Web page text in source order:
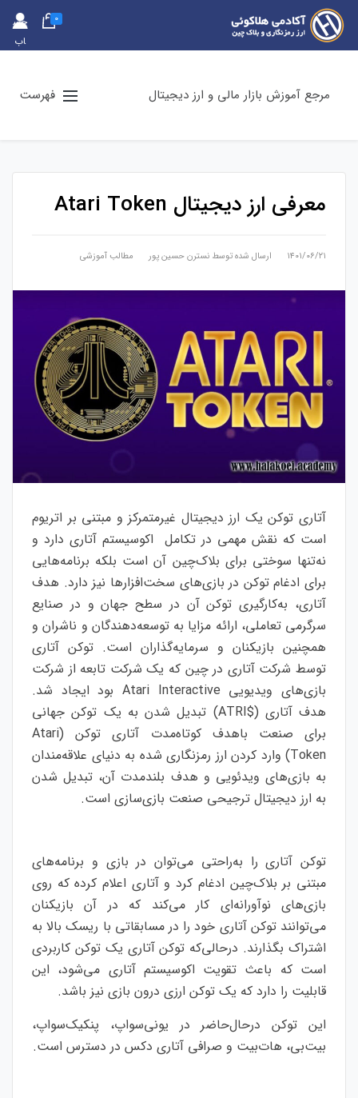
حس
اب
0
مرجع آموزش بازار مالی و ارز دیجیتال فهرست
معرفی ارز دیجیتال Atari Token
۱۴۰۱/۰۶/۲۱ ارسال شده توسط نسترن حسین پور مطالب آموزشی
آتاری توکن یک ارز دیجیتال غیرمتمرکز و مبتنی بر اتریوم
است که نقش مهمی در تکامل اکوسیستم آتاری دارد و
نه‌تنها سوختی برای بلاک‌چین آن است بلکه برنامه‌هایی
برای ادغام توکن در بازی‌های سخت‌افزارها نیز دارد. هدف
آتاری، به‌کارگیری توکن آن در سطح جهان و در صنایع
سرگرمی تعاملی، ارائه مزایا به توسعه‌دهندگان و ناشران و
همچنین بازیکنان و سرمایه‌گذاران است. توکن آتاری
توسط شرکت آتاری در چین که یک شرکت تابعه از شرکت
بازی‌های ویدیویی Atari Interactive بود ایجاد شد.
هدف آتاری ($ATRI) تبدیل شدن به یک توکن جهانی
برای صنعت با
هدف کوتاه‌مدت آتاری توکن (Atari
Token) وارد کردن ارز رمزنگاری شده به دنیای علاقه‌مندان
به بازی‌های ویدئویی و هدف بلندمدت آن، تبدیل شدن
به ارز دیجیتال ترجیحی صنعت بازی‌سازی است.
توکن آتاری را به‌راحتی می‌توان در بازی و برنامه‌های
مبتنی بر بلاک‌چین ادغام کرد و آتاری اعلام کرده که روی
بازی‌های نوآورانه‌ای کار می‌کند که در آن بازیکنان
می‌توانند توکن آتاری خود را در مسابقاتی با ریسک بالا به
اشتراک بگذارند. درحالی‌که توکن آتاری یک توکن کاربردی
است که باعث تقویت اکوسیستم آتاری می‌شود، این
قابلیت را دارد که یک توکن ارزی درون بازی نیز باشد.
این توکن درحال‌حاضر در یونی‌سواپ، پنکیک‌سواپ،
بیت‌بی، هات‌بیت و صرافی آتاری دکس در دسترس است.